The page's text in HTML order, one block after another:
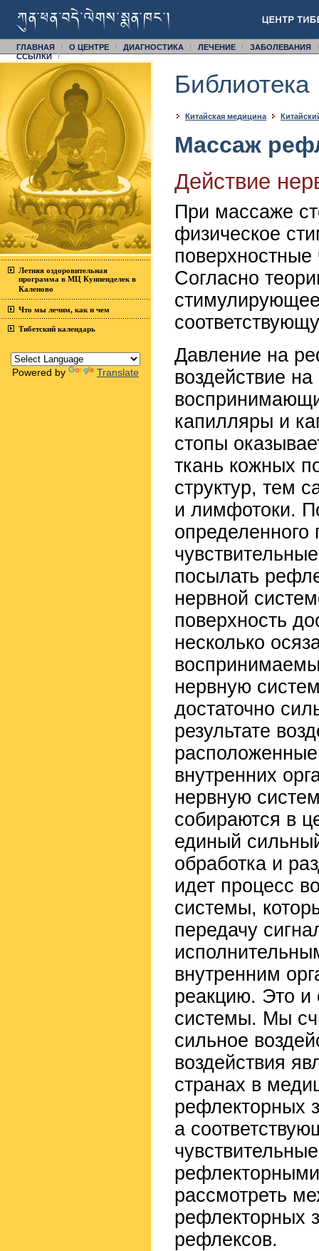
ГЛАВНАЯ О ЦЕНТРЕ ДИАГНОСТИКА ЛЕЧЕНИЕ
ЗАБОЛЕВАНИЯ
CСЫЛКИ
Летняя оздоровительная
программа в МЦ Кунпенделек в
Каленово
Что мы лечим, как и чем
Тибетский календарь
Powered by Translate
Библиотека
Китайская медицина
Массаж
Действие
При массаже
физическое
поверхностные
Согласно
Давление на
воздействие
капилляры и
стопы
ткань кожных
структур, тем
и лимфотоки.
определенного
посылать
нервной
поверхность
несколько
нервную
достаточно
результате
внутренних
нервную
собираются в
единый
обработка и
идет процесс
системы,
передачу
внутренним
реакцию. Это и
системы. Мы
сильное
воздействия
странах в
рефлекторных
а
рассмотреть
рефлекторных
рефлексов.